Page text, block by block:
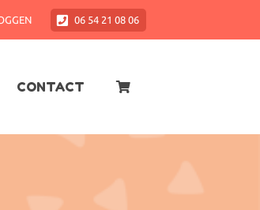
06 54 21 08 06
CONTACT